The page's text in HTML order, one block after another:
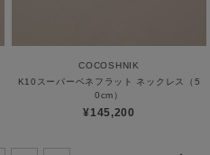
COCOSHNIK
K10スーパーベネフラット ネックレス（5
0cm）
¥145,200